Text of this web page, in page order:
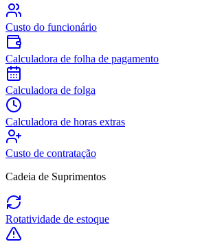
Custo do funcionário
Calculadora de folha de pagamento
Calculadora de folga
Calculadora de horas extras
Custo de contratação
Cadeia de Suprimentos
Rotatividade de estoque